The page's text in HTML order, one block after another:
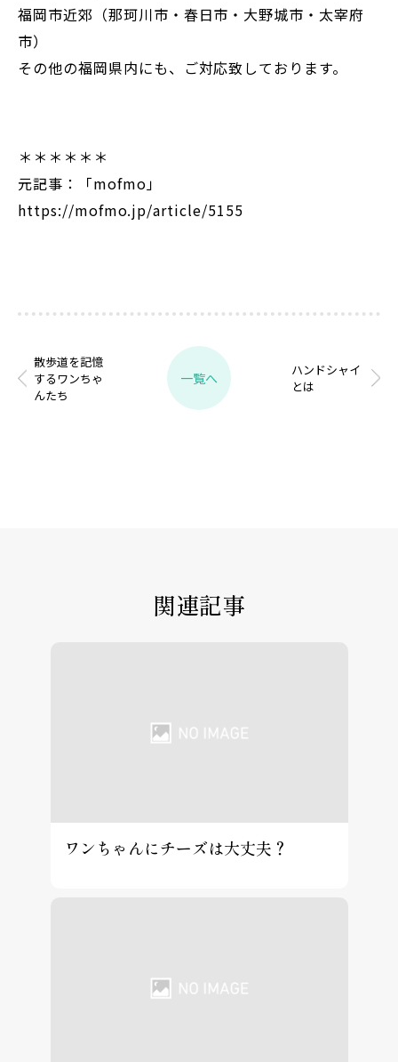
福岡市近郊（那珂川市・春日市・大野城市・太宰府
市）
その他の福岡県内にも、ご対応致しております。
＊＊＊＊＊＊
元記事：「mofmo」
https://mofmo.jp/article/5155
散歩道を記憶
するワンちゃ
んたち
一覧へ
ハンドシャイ
とは
関連記事
ワンちゃんにチーズは大丈夫？